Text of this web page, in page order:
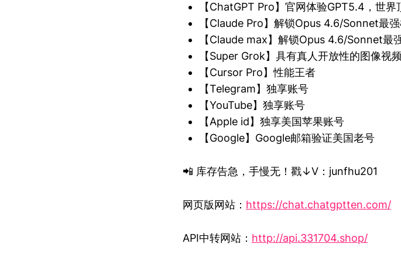
【ChatGPT Pro】官网体验GPT5.4，世界
【Claude Pro】解锁Opus 4.6/Sonnet最
【Claude max】解锁Opus 4.6/Sonnet最
【Super Grok】具有真人开放性的图像视
【Cursor Pro】性能王者
【Telegram】独享账号
【YouTube】独享账号
【Apple id】独享美国苹果账号
【Google】Google邮箱验证美国老号
📲 库存告急，手慢无！戳↓V：junfhu201
网页版网站： https://chat.chatgptten.com/
API中转网站： http://api.331704.shop/